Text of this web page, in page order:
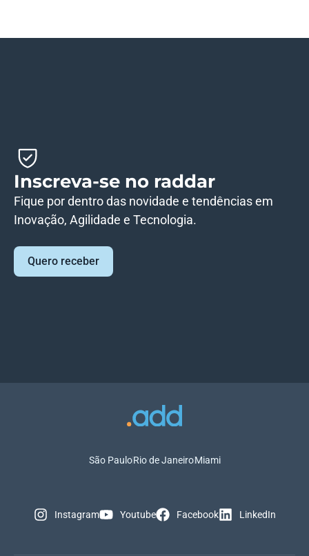
Inscreva-se no raddar
Fique por dentro das novidade e tendências em
Inovação, Agilidade e Tecnologia.
Quero receber
São PauloRio de JaneiroMiami
Instagram Youtube Facebook LinkedIn